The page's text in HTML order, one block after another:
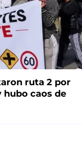
ruta 2 por
caos de